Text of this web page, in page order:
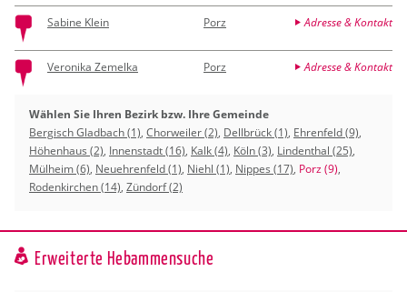
Sabine Klein Porz Adresse & Kontakt
Veronika Zemelka Porz Adresse & Kontakt
Wählen Sie Ihren Bezirk bzw. Ihre Gemeinde
Bergisch Gladbach (1), Chorweiler (2), Dellbrück (1), Ehrenfeld (9),
Höhenhaus (2), Innenstadt (16), Kalk (4), Köln (3), Lindenthal (25),
Mülheim (6), Neuehrenfeld (1), Niehl (1), Nippes (17), Porz (9),
Rodenkirchen (14), Zündorf (2)
Erweiterte Hebammensuche